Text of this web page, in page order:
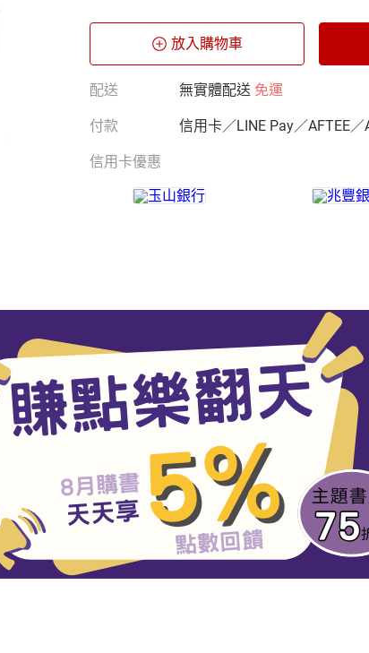
放入購物車
配送 無實體配送 免運
付款 信用卡／LINE Pay／AFTEE／
信用卡優惠